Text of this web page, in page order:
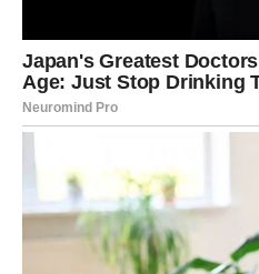
Škorpije danas dobijaju
Neko vam se javlja kada to
osećate potrebu da se javite
ignorisali.
Ako ste u vezi – danas se